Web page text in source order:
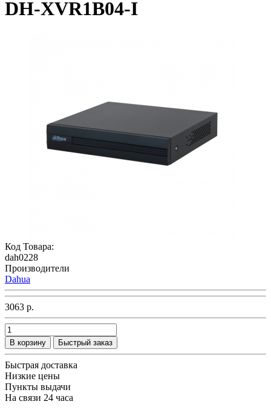
DH-XVR1B04-I
Код Товара:
dah0228
Производители
Dahua
3063 р.
В корзину Быстрый заказ
Быстрая доставка
Низкие цены
Пункты выдачи
На связи 24 часа